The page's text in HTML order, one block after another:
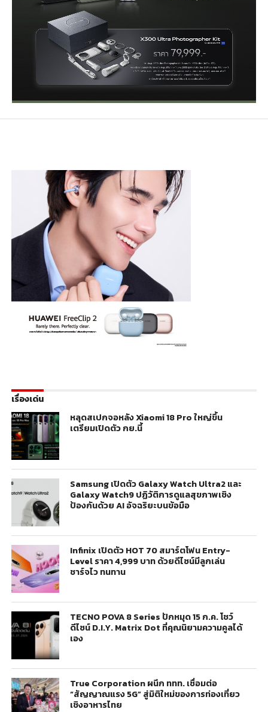
เรื่องเด่น
หลุดสเปกจอหลัง Xiaomi 18 Pro ใหญ่ขึ้น
เตรียมเปิดตัว กย.นี้
Samsung เปิดตัว Galaxy Watch Ultra2 และ
Galaxy Watch9 ปฏิวัติการดูแลสุขภาพเชิง
ป้องกันด้วย AI อัจฉริยะบนข้อมือ
Infinix เปิดตัว HOT 70 สมาร์ตโฟน Entry-
Level ราคา 4,999 บาท ด้วยดีไซน์มีลูกเล่น
ชาร์จไว ทนทาน
TECNO POVA 8 Series ปักหมุด 15 ก.ค. โชว์
ดีไซน์ D.I.Y. Matrix Dot ที่คุณนิยามความคูลได้
เอง
True Corporation ผนึก ททท. เชื่อมต่อ
“สัญญาณแรง 5G” สู่มิติใหม่ของการท่องเที่ยว
เชิงอาหารไทย